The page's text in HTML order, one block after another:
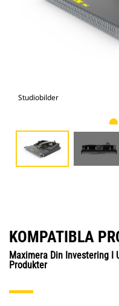
Studiobilder
KOMPATIBLA
Maximera Din Investering I
Produkter